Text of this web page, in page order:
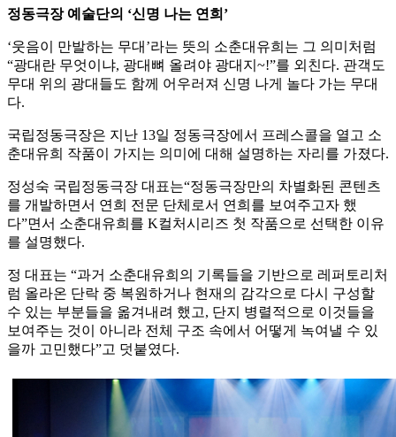
정동극장 예술단의 ‘신명 나는 연희’
‘웃음이 만발하는 무대’라는 뜻의 소춘대유희는 그 의미처럼
“광대란 무엇이냐, 광대뼈 올려야 광대지~!”를 외친다. 관객도
무대 위의 광대들도 함께 어우러져 신명 나게 놀다 가는 무대
다.
국립정동극장은 지난 13일 정동극장에서 프레스콜을 열고 소
춘대유희 작품이 가지는 의미에 대해 설명하는 자리를 가졌다.
정성숙 국립정동극장 대표는“정동극장만의 차별화된 콘텐츠
를 개발하면서 연희 전문 단체로서 연희를 보여주고자 했
다”면서 소춘대유희를 K컬처시리즈 첫 작품으로 선택한 이유
를 설명했다.
정 대표는 “과거 소춘대유희의 기록들을 기반으로 레퍼토리처
럼 올라온 단락 중 복원하거나 현재의 감각으로 다시 구성할
수 있는 부분들을 옮겨내려 했고, 단지 병렬적으로 이것들을
보여주는 것이 아니라 전체 구조 속에서 어떻게 녹여낼 수 있
을까 고민했다”고 덧붙였다.